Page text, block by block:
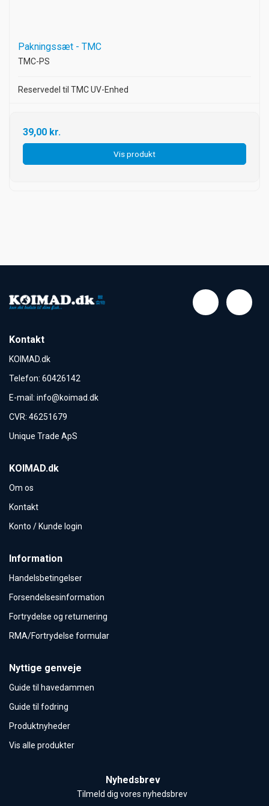
Pakningssæt - TMC
TMC-PS
Reservedel til TMC UV-Enhed
39,00 kr.
Vis produkt
Kontakt
KOIMAD.dk
Telefon: 60426142
E-mail : info@koimad.dk
CVR: 46251679
Unique Trade ApS
KOIMAD.dk
Om os
Kontakt
Konto / Kunde login
Information
Handelsbetingelser
Forsendelsesinformation
Fortrydelse og returnering
RMA/Fortrydelse formular
Nyttige genveje
Guide til havedammen
Guide til fodring
Produktnyheder
Vis alle produkter
Nyhedsbrev
Tilmeld dig vores nyhedsbrev